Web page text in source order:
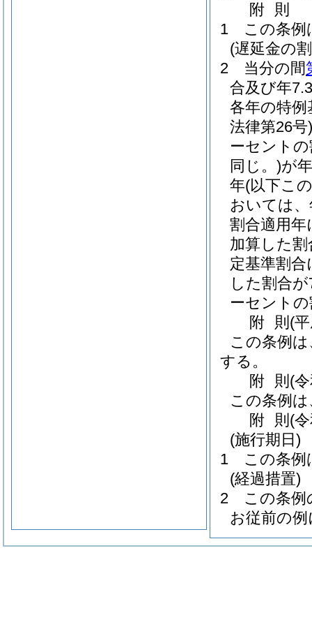
附 則
1
この条例
(遅延金の
2
当分の間
合及び年
各年の特例
法律第26号)
ーセント
同じ。)が
年(以下こ
おいては
割合適用
加算した
定基準割
した割合
ーセント
附 則 (
この条例
する。
附 則 (
この条例
附 則 (
(施行期日)
1
この条例
(経過措置)
2
この条
お従前の